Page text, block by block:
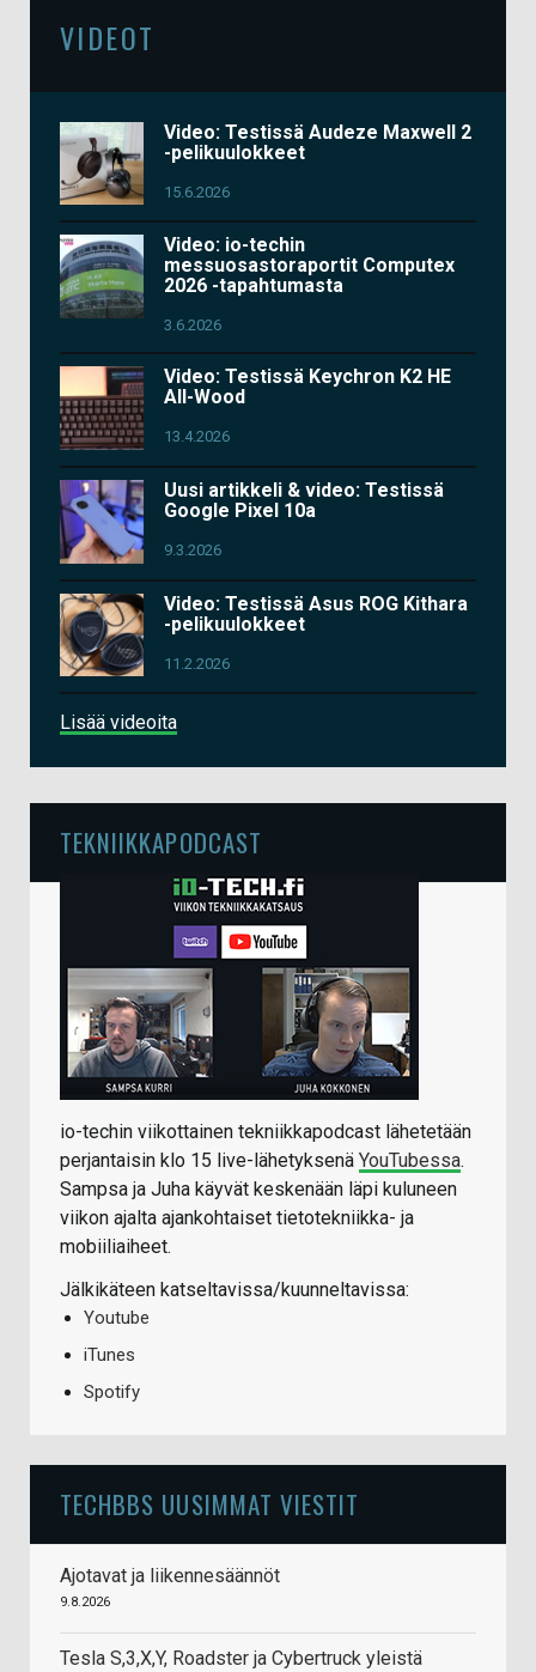
VIDEOT
Video: Testissä Audeze Maxwell 2
-pelikuulokkeet
15.6.2026
Video: io-techin
messuosastoraportit Computex
2026 -tapahtumasta
3.6.2026
Video: Testissä Keychron K2 HE
All-Wood
13.4.2026
Uusi artikkeli & video: Testissä
Google Pixel 10a
9.3.2026
Video: Testissä Asus ROG Kithara
-pelikuulokkeet
11.2.2026
Lisää videoita
TEKNIIKKAPODCAST
io-techin viikottainen tekniikkapodcast lähetetään
perjantaisin klo 15 live-lähetyksenä YouTubessa.
Sampsa ja Juha käyvät keskenään läpi kuluneen
viikon ajalta ajankohtaiset tietotekniikka- ja
mobiiliaiheet.
Jälkikäteen katseltavissa/kuunneltavissa:
Youtube
iTunes
Spotify
TECHBBS UUSIMMAT VIESTIT
Ajotavat ja liikennesäännöt
9.8.2026
Tesla S,3,X,Y, Roadster ja Cybertruck yleistä